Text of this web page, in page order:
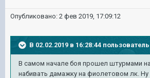
Опубликовано: 2 фев 2019, 17:09:12
В 02.02.2019 в 16:28:44 пользователь
В самом начале боя прошел штурмами
набивать дамажку на фиолетовом лк.